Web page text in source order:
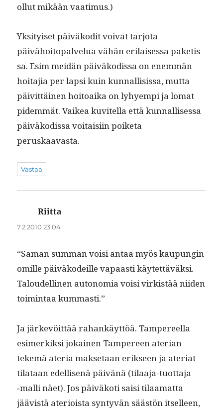
ollut mikään vaatimus.)
Yksi­tyiset päiväkodit voivat tar­jo­ta
päivähoitopalvelua vähän eri­laises­sa paketis­
sa. Esim mei­dän päiväkodis­sa on enem­män
hoita­jia per lap­si kuin kun­nal­li­sis­sa, mut­ta
päivit­täi­nen hoitoai­ka on lyhyem­pi ja lomat
pidem­mät. Vaikea kuvitel­la että kun­nal­lises­sa
päiväkodis­sa voitaisi­in poike­ta
peruskaavasta.
Vastaa
Riitta
7.2.2010 23:04
“Saman sum­man voisi antaa myös kaupun­gin
omille päiväkodeille vapaasti käytet­täväk­si.
Taloudelli­nen autono­mia voisi virk­istää niiden
toim­intaa kummasti.”
Ja järkevöit­tää rahankäyt­töä. Tam­pereel­la
esimerkik­si jokainen Tam­pereen ater­ian
tekemä ate­ria mak­se­taan erik­seen ja ate­ri­at
tilataan edel­lisenä päivänä (tilaa­ja-tuot­ta­ja
‑malli näet). Jos päiväkoti saisi tilaa­mat­ta
jäävistä ate­ri­oista syn­tyvän säästön itselleen,